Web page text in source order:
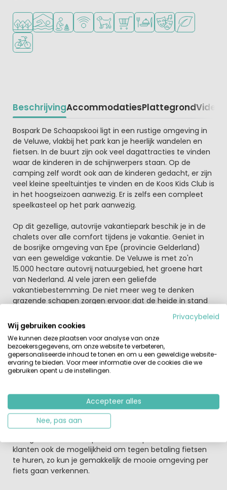
Ligt in een bosrijke omgeving
Overdekt zwembad
Aanbevolen voor jonge kinderen
WiFi beschikbaar
Huisdieren toegestaan
Campingwinkel/Supermarkt
Restaurant of pizzeria
Groene ligging
Fietsverhuur
BeschrijvingAccommodatiesPlattegrondVideo
Beschrijving
Bospark De Schaapskooi ligt in een rustige omgeving in
de Veluwe, vlakbij het park kan je heerlijk wandelen en
fietsen. In de buurt zijn ook veel dagattracties te vinden
waar de kinderen in de schijnwerpers staan. Op de
camping zelf wordt ook aan de kinderen gedacht, er zijn
veel kleine speeltuintjes te vinden en de Koos Kids Club is
in het hoogseizoen aanwezig. Er is zelfs een compleet
speelkasteel op het park aanwezig.
Op dit gezellige, autovrije vakantiepark beschik je in de
chalets over alle comfort tijdens je vakantie. Geniet in
de bosrijke omgeving van Epe (provincie Gelderland)
van een geweldige vakantie. De Veluwe is met zo'n
15.000 hectare autovrij natuurgebied, het groene hart
van Nederland. Al vele jaren een geliefde
vakantiebestemming. De niet meer weg te denken
grazende schapen zorgen ervoor dat de heide in stand
wordt gehouden en zijn prachtige kleuren kan blijven
vertonen. Op diverse plaatsen op de Veluwe zijn nog
schaapherders met hun kudden te zien.
Camping de Schaapskooi is autovrij waardoor de
kinderen hier geen rekening mee hoeven te houden.
Verder kan een tafeltennis tafel ook hier natuurlijk niet
maken van de tennisbaan. Als je een dagje rust wil kan
dit ook als het minder weer is aan het overdekte
zwembad. 's Avonds kun je gezellig een hapje gaan eten
in het restaurant op het park of een lekker sapje
klanten ook de mogelijkheid om tegen betaling fietsen
te huren, zo kun je gemakkelijk de mooie omgeving per
fiets gaan verkennen.
Privacybeleid
Wij gebruiken cookies
We kunnen deze plaatsen voor analyse van onze
bezoekersgegevens, om onze website te verbeteren,
gepersonaliseerde inhoud te tonen en om u een geweldige website-
ervaring te bieden. Voor meer informatie over de cookies die we
gebruiken opent u de instellingen.
Accepteer alles
Nee, pas aan